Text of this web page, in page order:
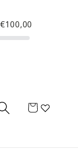
€100,00
Winkelwagen